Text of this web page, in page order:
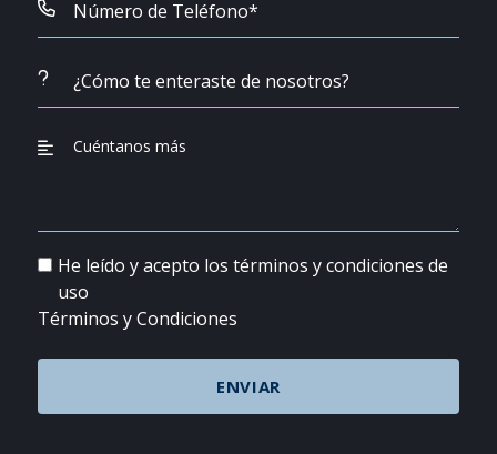
He leído y acepto los términos y condiciones de
uso
Términos y Condiciones